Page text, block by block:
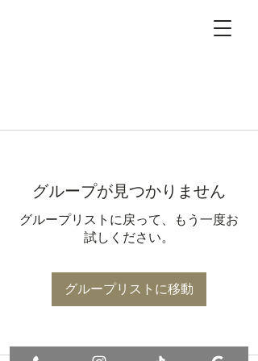
グループが見つかりません
グループリストに戻って、もう一度お
試しください。
グループリストに移動